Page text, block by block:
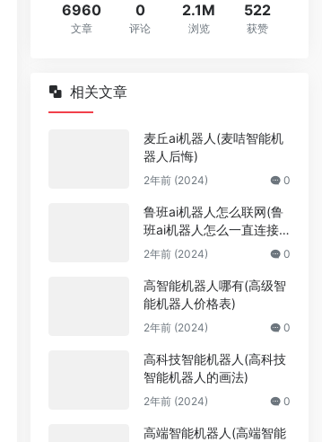
6960
文章
0
评论
2.1M
浏览
522
获赞
相关文章
麦丘ai机器人(麦咭智能机
器人后悔)
2年前 (2024) 0
鲁班ai机器人怎么联网(鲁
班ai机器人怎么一直连接
不到网络)
2年前 (2024) 0
高智能机器人哪有(高级智
能机器人价格表)
2年前 (2024) 0
高科技智能机器人(高科技
智能机器人的画法)
2年前 (2024) 0
高端智能机器人(高端智能